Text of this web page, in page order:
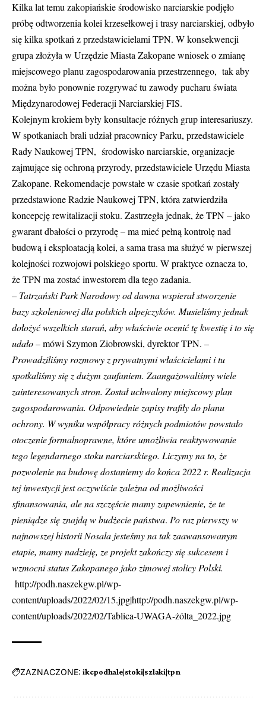
Kilka lat temu zakopiańskie środowisko narciarskie podjęło
próbę odtworzenia kolei krzesełkowej i trasy narciarskiej, odbyło
się kilka spotkań z przedstawicielami TPN. W konsekwencji
grupa złożyła w Urzędzie Miasta Zakopane wniosek o zmianę
miejscowego planu zagospodarowania przestrzennego, tak aby
można było ponownie rozgrywać tu zawody pucharu świata
Międzynarodowej Federacji Narciarskiej FIS.
Kolejnym krokiem były konsultacje różnych grup interesariuszy.
W spotkaniach brali udział pracownicy Parku, przedstawiciele
Rady Naukowej TPN, środowisko narciarskie, organizacje
zajmujące się ochroną przyrody, przedstawiciele Urzędu Miasta
Zakopane. Rekomendacje powstałe w czasie spotkań zostały
przedstawione Radzie Naukowej TPN, która zatwierdziła
koncepcję rewitalizacji stoku. Zastrzegła jednak, że TPN – jako
gwarant dbałości o przyrodę – ma mieć pełną kontrolę nad
budową i eksploatacją kolei, a sama trasa ma służyć w pierwszej
kolejności rozwojowi polskiego sportu. W praktyce oznacza to,
że TPN ma zostać inwestorem dla tego zadania.
– Tatrzański Park Narodowy od dawna wspierał stworzenie
bazy szkoleniowej dla polskich alpejczyków. Musieliśmy jednak
dołożyć wszelkich starań, aby właściwie ocenić tę kwestię i to się
udało– mówi Szymon Ziobrowski, dyrektor TPN. –
Prowadziliśmy rozmowy z prywatnymi właścicielami i tu
spotkaliśmy się z dużym zaufaniem. Zaangażowaliśmy wiele
zainteresowanych stron. Został uchwalony miejscowy plan
zagospodarowania. Odpowiednie zapisy trafiły do planu
ochrony. W wyniku współpracy różnych podmiotów powstało
otoczenie formalnoprawne, które umożliwia reaktywowanie
tego legendarnego stoku narciarskiego. Liczymy na to, że
pozwolenie na budowę dostaniemy do końca 2022 r. Realizacja
tej inwestycji jest oczywiście zależna od możliwości
sfinansowania, ale na szczęście mamy zapewnienie, że te
pieniądze się znajdą w budżecie państwa. Po raz pierwszy w
najnowszej historii Nosala jesteśmy na tak zaawansowanym
etapie, mamy nadzieję, ze projekt zakończy się sukcesem i
wzmocni status Zakopanego jako zimowej stolicy Polski.
http://podh.naszekgw.pl/wp-
content/uploads/2022/02/15.jpg|http://podh.naszekgw.pl/wp-
content/uploads/2022/02/Tablica-UWAGA-żólta_2022.jpg
ZAZNACZONE: ikcpodhale|stoki|szlaki|tpn